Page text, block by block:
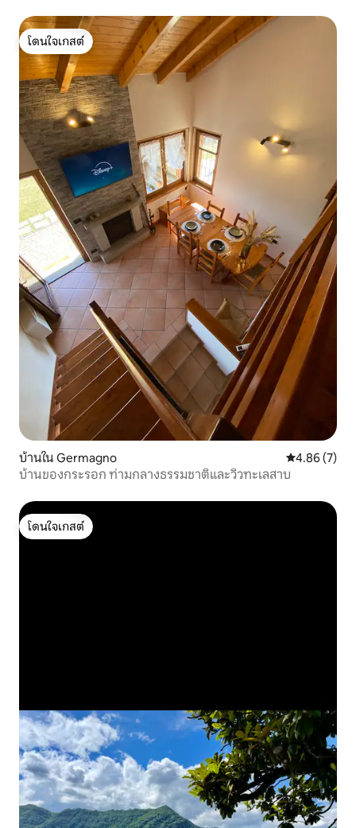
โดนใจเกสต์
โดนใจเกสต์
บ้านใน Germagno คะแนนเฉลี่ย
4.86 (7)
บ้านของกระรอก ท่ามกลางธรรมชาติและวิวทะเลสาบ
โดนใจเกสต์
โดนใจเกสต์